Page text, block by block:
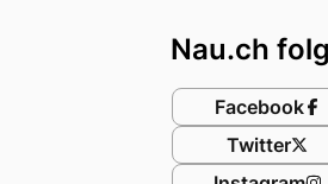
Nau.ch
Facebook
Twitter